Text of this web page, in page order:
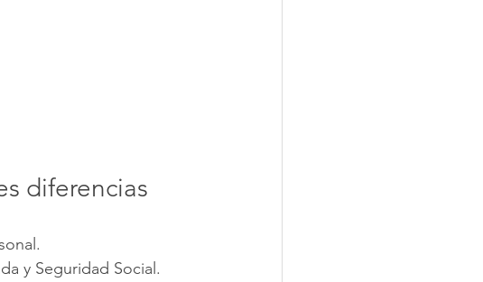
diferencias
y Seguridad Social.